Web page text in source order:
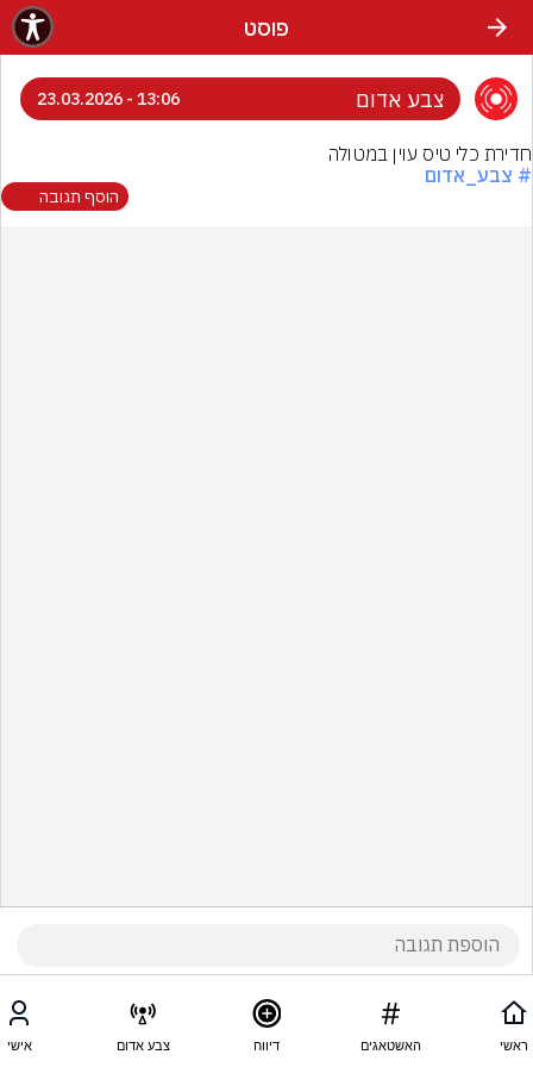
פוסט
צבע אדום 13:06 - 23.03.2026
חדירת כלי טיס עוין במטולה
# צבע_אדום
הוסף תגובה
ראשי האשטאגים דיווח צבע אדום אישי